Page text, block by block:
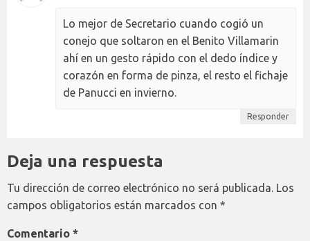
Lo mejor de Secretario cuando cogió un
conejo que soltaron en el Benito Villamarin
ahí en un gesto rápido con el dedo índice y
corazón en forma de pinza, el resto el fichaje
de Panucci en invierno.
Responder
Deja una respuesta
Tu dirección de correo electrónico no será publicada. Los
campos obligatorios están marcados con *
Comentario *